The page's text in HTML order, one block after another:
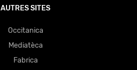
AUTRES SITES
Occitanica
Mediatèca
Fabrica